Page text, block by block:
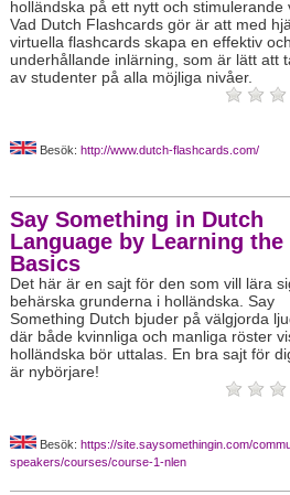
holländska på ett nytt och stimulerande
Vad Dutch Flashcards gör är att med
virtuella flashcards skapa en effektiv och
underhållande inlärning, som är lätt att
av studenter på alla möjliga nivåer.
Besök: http://www.dutch-flashcards.com/
Say Something in Dutch
Language by Learning the
Basics
Det här är en sajt för den som vill lära
behärska grunderna i holländska. Say
Something Dutch bjuder på välgjorda
där både kvinnliga och manliga röster
holländska bör uttalas. En bra sajt för
är nybörjare!
Besök: https://site.saysomethingin.com/
speakers/courses/course-1-nlen